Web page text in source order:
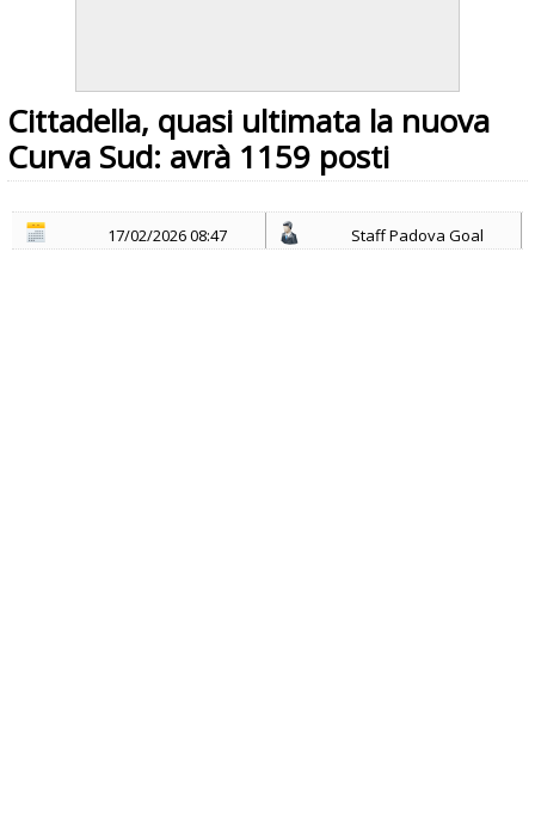
Cittadella, quasi ultimata la nuova
Curva Sud: avrà 1159 posti
17/02/2026 08:47 Staff Padova Goal